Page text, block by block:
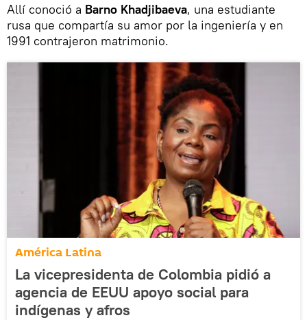
Allí conoció a Barno Khadjibaeva, una estudiante
rusa que compartía su amor por la ingeniería y en
1991 contrajeron matrimonio.
América Latina
La vicepresidenta de Colombia pidió a
agencia de EEUU apoyo social para
indígenas y afros